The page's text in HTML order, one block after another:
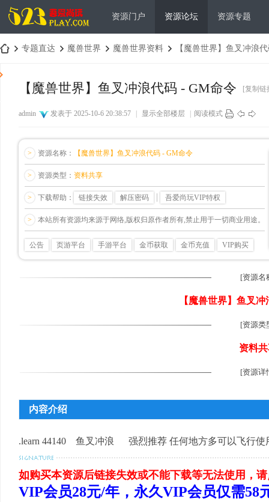
资源门户 资源论坛 资源专题
专题直达 魔兽世界 魔兽世界资料 【魔兽世界】鱼叉冲浪
【魔兽世界】鱼叉冲浪代码 - GM命令 [复制链
admin 发表于 2025-10-6 20:38:57 显示全部楼层 阅读模式
> 资源名称： 【魔兽世界】鱼叉冲浪代码 - GM命令
> 资源类型： 资料共享
> 下载帮助： 链接失效 解压密码 吾爱尚玩VIP特权
> 本站所有资源均来源于网络,版权归原作者所有,禁止用于一切商业用途。
公告 页游平台 手游平台 金币获取 金币充值 VIP购买
[资源名
【魔兽世界】鱼叉
[资源类
资料
[资源详
内容介绍
.learn 44140 鱼叉冲浪 强烈推荐 任何地方多可以飞行使
如购买本资源后链接失效或不能下载等无法使用，
VIP会员28元/年，永久VIP会员仅需58